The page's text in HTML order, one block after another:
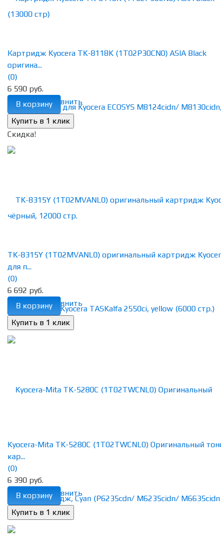
избранное сравнить
Картридж Kyocera TK-8118K (1T02P30CN0) ASIA Black
оригина...
(0)
6 590 руб.
В корзину
Скидка!
избранное сравнить
TK-8315Y (1T02MVANL0) оригинальный картридж
для п...
(0)
6 692 руб.
В корзину
избранное сравнить
Kyocera-Mita TK-5280C (1T02TWCNL0) Оригинальный
кар...
(0)
6 390 руб.
В корзину